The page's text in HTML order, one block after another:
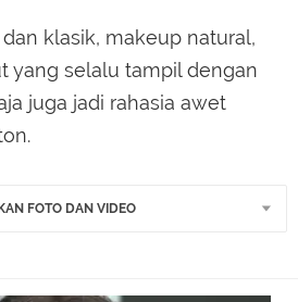
klasik, makeup natural,
yang selalu tampil dengan
juga jadi rahasia awet
FOTO DAN VIDEO